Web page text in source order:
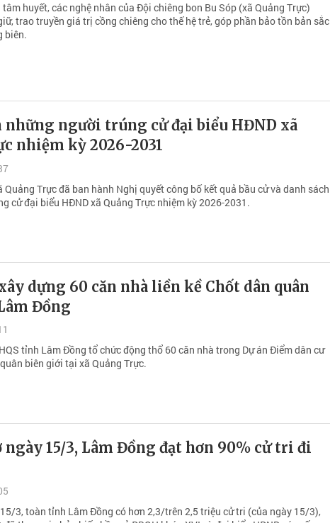
huyết, các nghệ nhân của Đội chiêng bon Bu Sóp (xã Quảng Trực)
trao truyền giá trị cồng chiêng cho thế hệ trẻ, góp phần bảo tồn bản sắc
biên.
những người trúng cử đại biểu HĐND xã
nhiệm kỳ 2026-2031
Quảng Trực đã ban hành Nghị quyết công bố kết quả bầu cử và danh sách
cử đại biểu HĐND xã Quảng Trực nhiệm kỳ 2026-2031.
dựng 60 căn nhà liền kề Chốt dân quân
Đồng
tỉnh Lâm Đồng tổ chức động thổ 60 căn nhà trong Dự án Điểm dân cư
biên giới tại xã Quảng Trực.
ngày 15/3, Lâm Đồng đạt hơn 90% cử tri đi
3, toàn tỉnh Lâm Đồng có hơn 2,3/trên 2,5 triệu cử tri (của ngày 15/3),